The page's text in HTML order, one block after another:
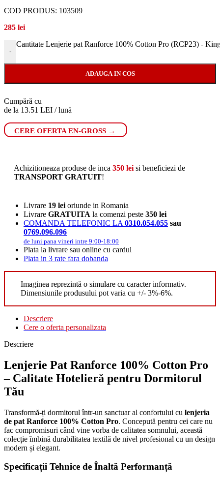
COD PRODUS: 103509
285 lei
-
Cantitate Lenjerie pat Ranforce 100% Cotton Pro (RCP23) -
ADAUGA IN COS
Cumpără cu
de la 13.51 LEI / lună
CERE OFERTA EN-GROSS →
Achizitioneaza produse de inca 350 lei si beneficiezi de
TRANSPORT GRATUIT!
Livrare 19 lei oriunde in Romania
Livrare GRATUITA la comenzi peste 350 lei
COMANDA TELEFONIC LA 0310.054.055 sau
0769.096.096
de luni pana vineri intre 9:00-18:00
Plata la livrare sau online cu cardul
Plata in 3 rate fara dobanda
Imaginea reprezintă o simulare cu caracter informativ.
Dimensiunile produsului pot varia cu +/- 3%-6%.
Descriere
Cere o oferta personalizata
Descriere
Lenjerie Pat Ranforce 100% Cotton Pro
– Calitate Hotelieră pentru Dormitorul
Tău
Transformă-ți dormitorul într-un sanctuar al confortului cu lenjeria
de pat Ranforce 100% Cotton Pro. Concepută pentru cei care nu
fac compromisuri când vine vorba de calitatea somnului, această
colecție îmbină durabilitatea textilă de nivel profesional cu un design
modern și elegant.
Specificații Tehnice de Înaltă Performanță